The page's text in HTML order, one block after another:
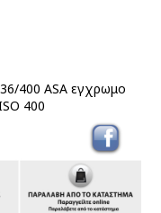
400 ASA εγχρωμο
400